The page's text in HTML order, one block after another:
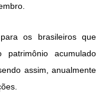
os brasileiros que
acumulado
assim, anualmente